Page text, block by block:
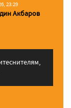
23:29
Акбаров